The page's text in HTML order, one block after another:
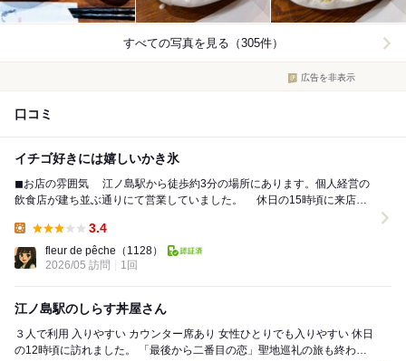
すべての写真を見る（305件）
広告を非表示
口コミ
イチゴ好きには嬉しいかき氷
◼︎お店の雰囲気 江ノ島駅から徒歩約3分の場所にあります。個人経営の
飲食店が建ち並ぶ通りにて営業していました。 休日の15時頃に来店し
3.4
fleur de pêche （1128）
2026/05 訪問
1回
江ノ島駅のしらす丼屋さん
３人で利用 入りやすい カウンター席あり 女性ひとりでも入りやすい 休日
の12時頃に訪れました。 「最後から二番目の恋」聖地巡礼の旅も終わり